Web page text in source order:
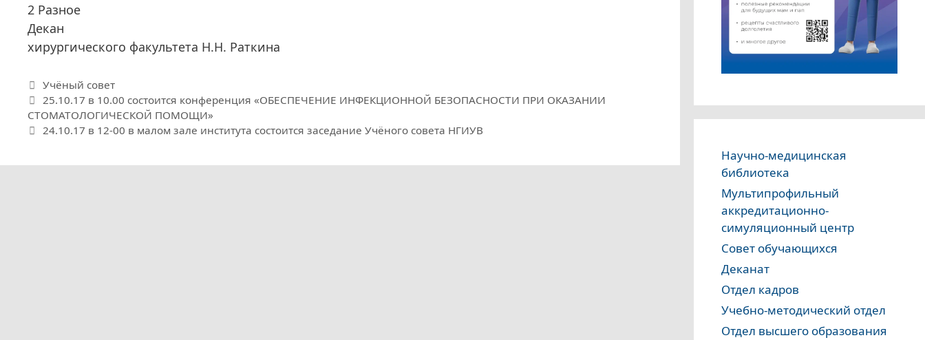
2 Разное
Декан
хирургического факультета Н.Н. Раткина
Рубрики
Учёный совет
25.10.17 в 10.00 состоится конференция «ОБЕСПЕЧЕНИЕ ИНФЕКЦИОННОЙ БЕЗОПАСНОСТИ ПРИ ОКАЗАНИИ
СТОМАТОЛОГИЧЕСКОЙ ПОМОЩИ»
24.10.17 в 12-00 в малом зале института состоится заседание Учёного совета НГИУВ
Научно-медицинская
библиотека
Мультипрофильный
аккредитационно-
симуляционный центр
Совет обучающихся
Деканат
Отдел кадров
Учебно-методический отдел
Отдел высшего образования